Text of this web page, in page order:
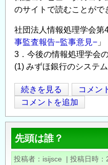
のサイトで読むことがで
社団法人情報処理学会第
事監査報告−監事意見− 」
3．今後の情報処理学会
(1) みずほ銀行のシステ
土
木
学
会
活
動
続きを見る
コメン
コメントを追加
先頭は誰？
投稿者 isijsce | 投稿日時